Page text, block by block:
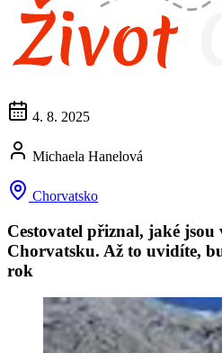
4. 8. 2025
Michaela Hanelová
Chorvatsko
Cestovatel přiznal, jaké jsou
Chorvatsku. Až to uvidíte,
rok